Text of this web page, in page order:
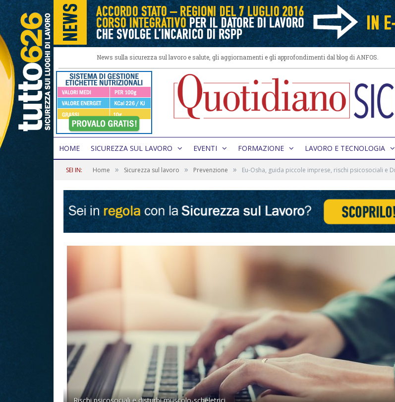
News sulla sicurezza sul lavoro e salute, gli aggiornamenti e gli approfondimenti dal blog di ANFOS.
HOME SICUREZZA SUL LAVORO EVENTI FORMAZIONE LAVORO E TECNOLOGIA
SEI IN: Home » Sicurezza sul lavoro » Prevenzione » Eu-Osha, guida piccole imprese, rischi psicosociali e